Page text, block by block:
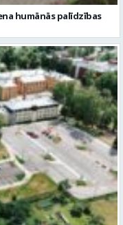
humānās palīdzības